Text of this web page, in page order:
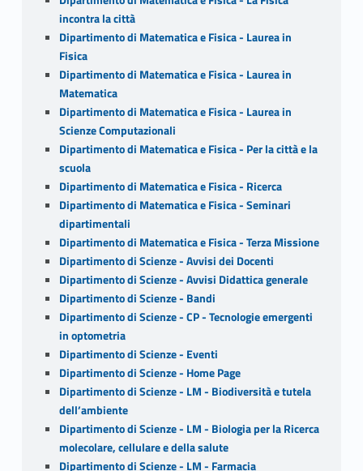
incontra la città
Dipartimento di Matematica e Fisica - Laurea in
Fisica
Dipartimento di Matematica e Fisica - Laurea in
Matematica
Dipartimento di Matematica e Fisica - Laurea in
Scienze Computazionali
Dipartimento di Matematica e Fisica - Per la città e la
scuola
Dipartimento di Matematica e Fisica - Ricerca
Dipartimento di Matematica e Fisica - Seminari
dipartimentali
Dipartimento di Matematica e Fisica - Terza Missione
Dipartimento di Scienze - Avvisi dei Docenti
Dipartimento di Scienze - Avvisi Didattica generale
Dipartimento di Scienze - Bandi
Dipartimento di Scienze - CP - Tecnologie emergenti
in optometria
Dipartimento di Scienze - Eventi
Dipartimento di Scienze - Home Page
Dipartimento di Scienze - LM - Biodiversità e tutela
dell’ambiente
Dipartimento di Scienze - LM - Biologia per la Ricerca
molecolare, cellulare e della salute
Dipartimento di Scienze - LM - Farmacia